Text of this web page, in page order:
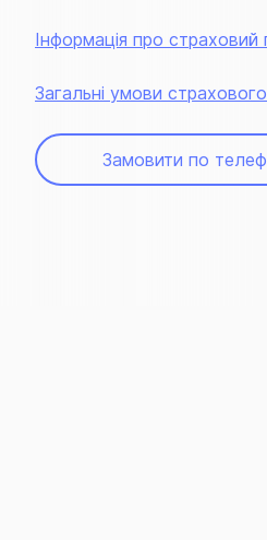
Інформація про страховий
Загальні умови
Замовити по